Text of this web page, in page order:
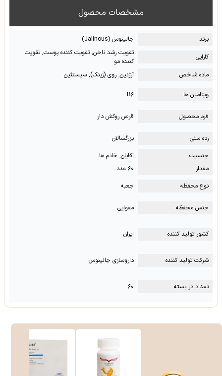
مشخصات محصول
برند
جالینوس (Jalinous)
کارایی
تقویت رشد ناخن, تقویت کننده پوست, تقویت
کننده مو
ماده شاخص
آرژنین, روی (زینک), سیستئین
ویتامین ها B۶
فرم محصول قرص روکش دار
رده سنی
بزرگسالان
جنسیت
آقایان, خانم ها
مقدار
۶۰ عدد
نوع محفظه
جعبه
جنس محفظه مقوایی
کشور تولید کننده ایران
شرکت تولید کننده داروسازی جالینوس
تعداد در بسته ۶۰